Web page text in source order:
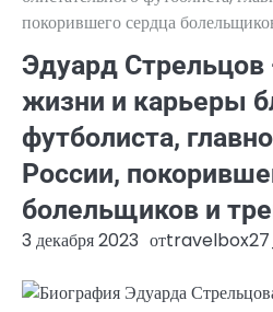
покорившего сердца
Эдуард Стрельцов
жизни и карьеры
футболиста,
России,
болельщиков и
3 декабря 2023 отtravelbox27_